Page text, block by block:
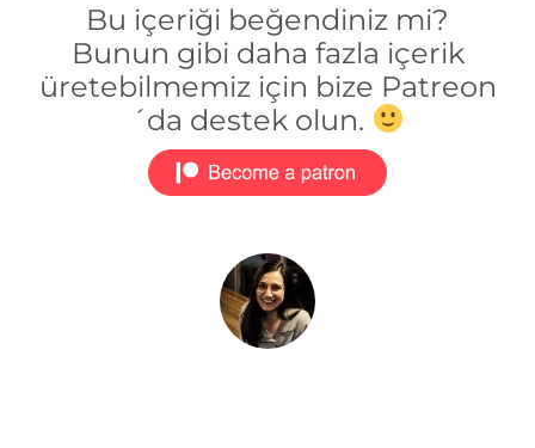
Bu içeriği beğendiniz mi?
Bunun gibi daha fazla içerik
üretebilmemiz için bize Patreon
´da destek olun.